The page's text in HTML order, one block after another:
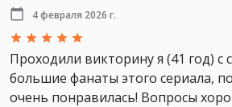
4 февраля 2026 г.
Проходили викторину я (41 год)
большие фанаты этого сериала,
очень понравилась! Вопросы